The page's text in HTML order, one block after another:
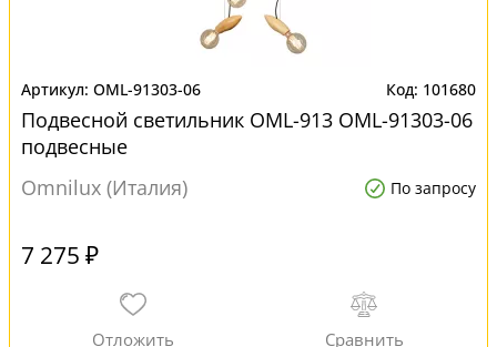
OML-91303-06 101680
Подвесной светильник OML-913 OML-91303-06
подвесные
Omnilux (Италия)
По запросу
7 275 ₽